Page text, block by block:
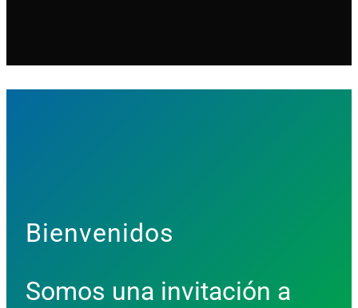
Bienvenidos
Somos una invitación a